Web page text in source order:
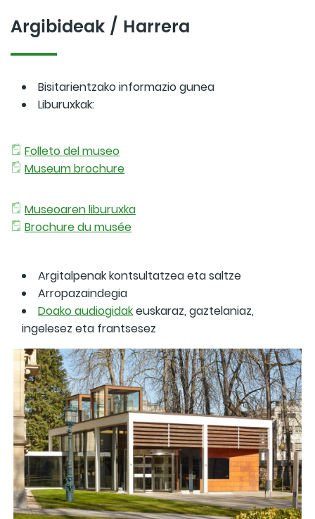
Argibideak / Harrera
Bisitarientzako informazio gunea
Liburuxkak:
Folleto del museo
Museum brochure
Museoaren liburuxka
Brochure du musée
Argitalpenak kontsultatzea eta saltze
Arropazaindegia
Doako audiogidakeuskaraz, gaztelaniaz,
ingelesez eta frantsesez